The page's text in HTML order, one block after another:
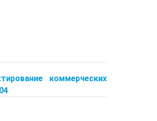
коммерческих